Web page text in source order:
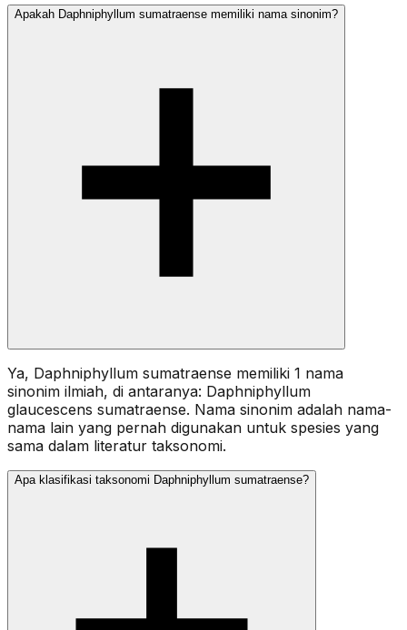
Apakah Daphniphyllum sumatraense memiliki nama sinonim?
Ya, Daphniphyllum sumatraense memiliki 1 nama
sinonim ilmiah, di antaranya: Daphniphyllum
glaucescens sumatraense. Nama sinonim adalah nama-
nama lain yang pernah digunakan untuk spesies yang
sama dalam literatur taksonomi.
Apa klasifikasi taksonomi Daphniphyllum sumatraense?